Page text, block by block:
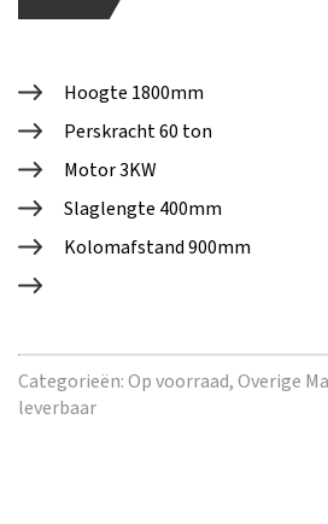
Hoogte 1800mm
Perskracht 60 ton
Motor 3KW
Slaglengte 400mm
Kolomafstand 900mm
Categorieën:Op voorraad,Overige
leverbaar